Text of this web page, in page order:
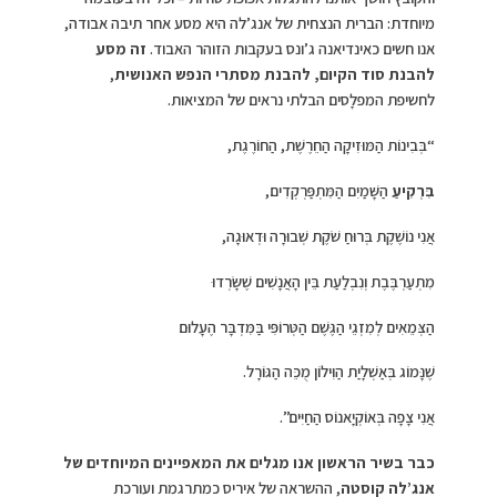
מיוחדת: הברית הנצחית של אנג’לה היא מסע אחר תיבה אבודה,
אנו חשים כאינדיאנה ג’ונס בעקבות הזוהר האבוד. זה מסע
להבנת סוד הקיום, להבנת מסתרי הנפש האנושית,
לחשיפת המפלָסים הבלתי נראים של המציאות.
“בְּבִינוֹת הַמּוּזִיקָה הַחֵרֶשֶׁת, הַחוֹרֶגֶת,
בִּרְקִיעַ הַשָּׁמַיִם הַמִּתְפַּרְקְדִים,
אֲנִי נוֹשֶׁקֶת בְּרוּחַ שֹׁקֶת שְׁבוּרָה וּדְאוּגָה,
מִתְעַרְבֶּבֶת וְנִבְלַעַת בֵּין הָאֲנָשִׁים שֶׁשָּׂרְדוּ
הַצְּמֵאִים לְמִזְגֵי הַגֶּשֶׁם הַטְּרוֹפִּי בַּמִּדְבָּר הֶעָלוּם
שֶׁנָּמוֹג בְּאַשְׁלָיַת הַוִּילוֹן מֻכֵּה הַגּוֹרָל.
אֲנִי צָפָה בְּאוֹקְיָאנוֹס הַחַיִּים”.
כבר בשיר הראשון אנו מגלים את המאפיינים המיוחדים של
אנג’לה קוסטה, ההשראה של איריס כמתרגמת ועורכת